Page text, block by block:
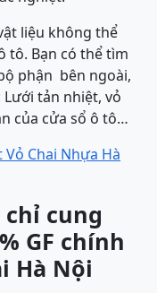
liệu không thể
tô. Bạn có thể tìm
phận bên ngoài,
tản nhiệt, vỏ
của cửa sổ ô tô…
Vỏ Chai Nhựa Hà
chỉ cung
GF chính
Hà Nội